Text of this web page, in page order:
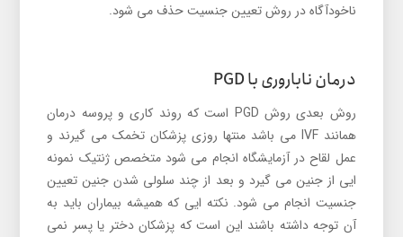
ناخودآگاه در روش تعیین جنسیت حذف می شود.
درمان ناباروری با PGD
روش بعدی روش PGD است که روند کاری و پروسه درمان
همانند IVF می باشد منتها روزی پزشکان تخمک می گیرند و
عمل لقاح در آزمایشگاه انجام می شود متخصص ژنتیک نمونه
ایی از جنین می گیرد و بعد از چند سلولی شدن جنین تعیین
جنسیت انجام می شود. نکته ایی که همیشه بیماران باید به
آن توجه داشته باشند این است که پزشکان دختر یا پسر نمی